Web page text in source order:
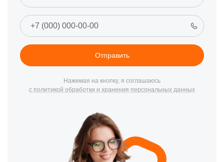
Отправить
Нажимая на кнопку, я соглашаюсь
с политикой обработки и хранения персональных данных